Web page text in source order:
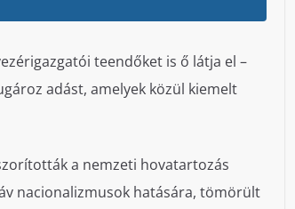
teendőket is ő látja el –
adást, amelyek közül kiemelt
a nemzeti hovatartozás
nacionalizmusok hatására, tömörült